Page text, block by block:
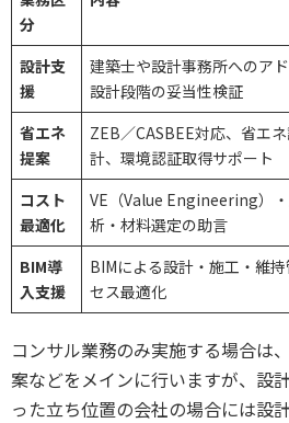
分
設計支
援
建築士や設計事務所へのアド
設計段階の妥当性検証
省エネ
提案
ZEB／CASBEE対応、省エ
計、環境認証取得サポート
コスト
最適化
VE（Value Engineering）
析・材料選定の助言
BIM導
入支援
BIMによる設計・施工・維
セス最適化
コンサル業務のみ実施する場合は
案などをメインに行いますが、設
った立ち位置の会社の場合には設